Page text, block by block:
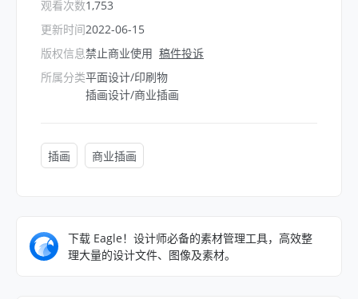
观看次数
更新时间
版权信息
所属分类
1,753
2022-06-15
禁止商业使用 稿件投诉
平面设计/印刷物
插画设计/商业插画
插画 商业插画
下载 Eagle！设计师必备的素材管理工具，高效整
理大量的设计文件、图像及素材。